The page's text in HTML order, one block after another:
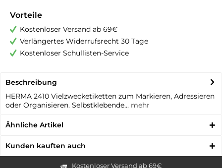
Vorteile
Kostenloser Versand ab 69€
Verlängertes Widerrufsrecht 30 Tage
Kostenloser Schullisten-Service
Beschreibung
HERMA 2410 Vielzwecketiketten zum Markieren, Adressieren
oder Organisieren. Selbstklebende... mehr
Ähnliche Artikel
Kunden kauften auch
Kostenloser Versand ab 69€